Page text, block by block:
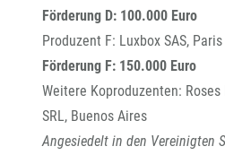
Förderung D: 100.000 Euro
Produzent F: Luxbox SAS, Paris
Förderung F: 150.000 Euro
Weitere Koproduzenten:
SRL, Buenos Aires
Angesiedelt in den Vereinigten